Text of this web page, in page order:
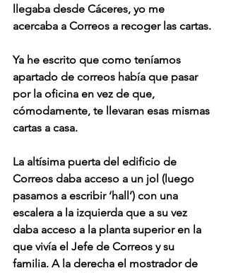
llegaba desde Cáceres, yo me
acercaba a Correos a recoger las cartas.
Ya he escrito que como teníamos
apartado de correos había que pasar
por la oficina en vez de que,
cómodamente, te llevaran esas mismas
cartas a casa.
La altísima puerta del edificio de
Correos daba acceso a un jol (luego
pasamos a escribir ‘hall’) con una
escalera a la izquierda que a su vez
daba acceso a la planta superior en la
que vivía el Jefe de Correos y su
familia. A la derecha el mostrador de